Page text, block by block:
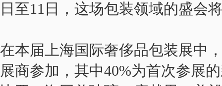
日至11日，这场包装领域的盛会
在本届上海国际奢侈品包装展中
展商参加，其中40%为首次参展